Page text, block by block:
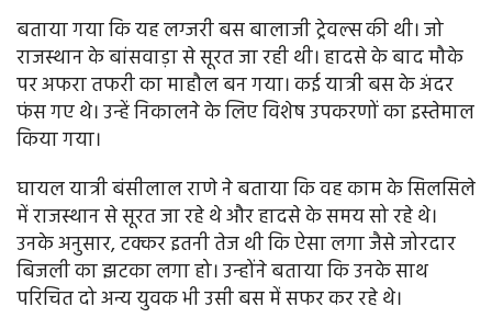
बताया गया कि यह लग्जरी बस बालाजी ट्रेवल्स की थी। जो
राजस्थान के बांसवाड़ा से सूरत जा रही थी। हादसे के बाद मौके
पर अफरा तफरी का माहौल बन गया। कई यात्री बस के अंदर
फंस गए थे। उन्हें निकालने के लिए विशेष उपकरणों का इस्तेमाल
किया गया।
घायल यात्री बंसीलाल राणे ने बताया कि वह काम के सिलसिले
में राजस्थान से सूरत जा रहे थे और हादसे के समय सो रहे थे।
उनके अनुसार, टक्कर इतनी तेज थी कि ऐसा लगा जैसे जोरदार
बिजली का झटका लगा हो। उन्होंने बताया कि उनके साथ
परिचित दो अन्य युवक भी उसी बस में सफर कर रहे थे।